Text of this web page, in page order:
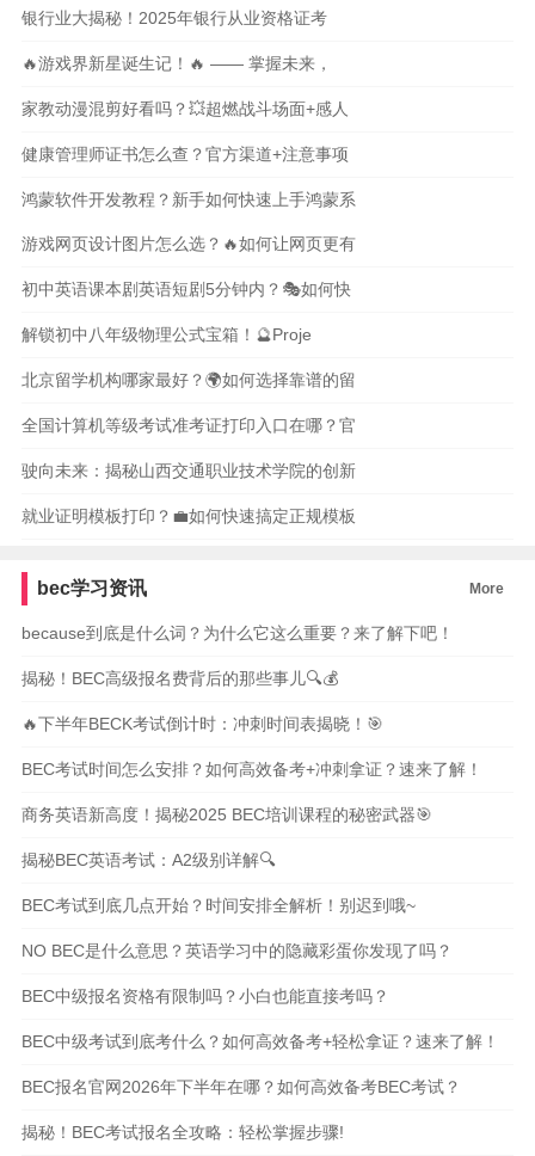
银行业大揭秘！2025年银行从业资格证考
🔥游戏界新星诞生记！🔥 —— 掌握未来，
家教动漫混剪好看吗？💥超燃战斗场面+感人
健康管理师证书怎么查？官方渠道+注意事项
鸿蒙软件开发教程？新手如何快速上手鸿蒙系
游戏网页设计图片怎么选？🔥如何让网页更有
初中英语课本剧英语短剧5分钟内？🎭如何快
解锁初中八年级物理公式宝箱！🔮Proje
北京留学机构哪家最好？🌍如何选择靠谱的留
全国计算机等级考试准考证打印入口在哪？官
驶向未来：揭秘山西交通职业技术学院的创新
就业证明模板打印？💼如何快速搞定正规模板
bec学习资讯 More
because到底是什么词？为什么它这么重要？来了解下吧！
揭秘！BEC高级报名费背后的那些事儿🔍💰
🔥下半年BECK考试倒计时：冲刺时间表揭晓！🎯
BEC考试时间怎么安排？如何高效备考+冲刺拿证？速来了解！
商务英语新高度！揭秘2025 BEC培训课程的秘密武器🎯
揭秘BEC英语考试：A2级别详解🔍
BEC考试到底几点开始？时间安排全解析！别迟到哦~
NO BEC是什么意思？英语学习中的隐藏彩蛋你发现了吗？
BEC中级报名资格有限制吗？小白也能直接考吗？
BEC中级考试到底考什么？如何高效备考+轻松拿证？速来了解！
BEC报名官网2026年下半年在哪？如何高效备考BEC考试？
揭秘！BEC考试报名全攻略：轻松掌握步骤!